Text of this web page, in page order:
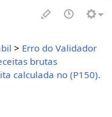
> Erro do Validador
brutas
calculada no (P150).